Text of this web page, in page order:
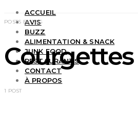
ACCUEIL
AVIS
BUZZ
ALIMENTATION & SNACK
JUNK FOOD
RESTAURANTS
CONTACT
À PROPOS
POSTS BY TAG
Courgettes
1 POST